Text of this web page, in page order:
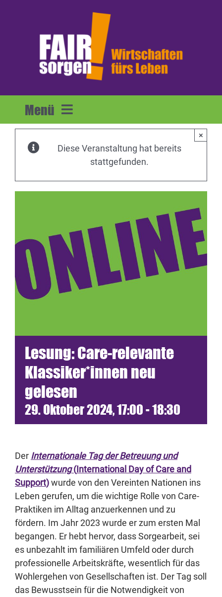
Menü
Home
Termine
Netzwerk
Blickwinkel
Spenden
Presse
Diese Veranstaltung hat bereits
stattgefunden.
×
Lesung: Care-relevante
Klassiker*innen neu
gelesen
29. Oktober 2024, 17:00-18:30
Der Internationale Tag der Betreuung und
Unterstützung(International Day of Care and
Support)wurde von den Vereinten Nationen ins
Leben gerufen, um die wichtige Rolle von Care-
Praktiken im Alltag anzuerkennen und zu
fördern. Im Jahr 2023 wurde er zum ersten Mal
begangen. Er hebt hervor, dass Sorgearbeit, sei
es unbezahlt im familiären Umfeld oder durch
professionelle Arbeitskräfte, wesentlich für das
Wohlergehen von Gesellschaften ist. Der Tag soll
das Bewusstsein für die Notwendigkeit von